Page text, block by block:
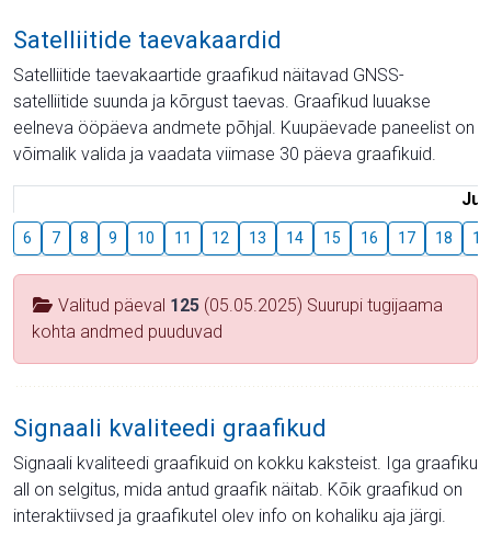
Satelliitide taevakaardid
Satelliitide taevakaartide graafikud näitavad GNSS-
satelliitide suunda ja kõrgust taevas. Graafikud luuakse
eelneva ööpäeva andmete põhjal. Kuupäevade paneelist on
võimalik valida ja vaadata viimase 30 päeva graafikuid.
6 7 8 9 10 11 12 13 14 15 16 17 18 19
Valitud päeval 125 (05.05.2025) Suurupi tugijaama
kohta andmed puuduvad
Signaali kvaliteedi graafikud
Signaali kvaliteedi graafikuid on kokku kaksteist. Iga graafiku
all on selgitus, mida antud graafik näitab. Kõik graafikud on
interaktiivsed ja graafikutel olev info on kohaliku aja järgi.